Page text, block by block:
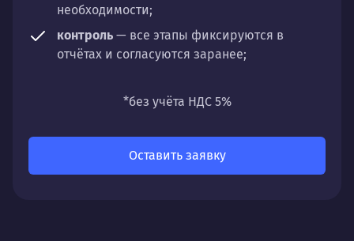
необходимости;
контроль — все этапы фиксируются в
отчётах и согласуются заранее;
направлений: стратегии, настройки,
*без учёта НДС 5%
Оставить заявку